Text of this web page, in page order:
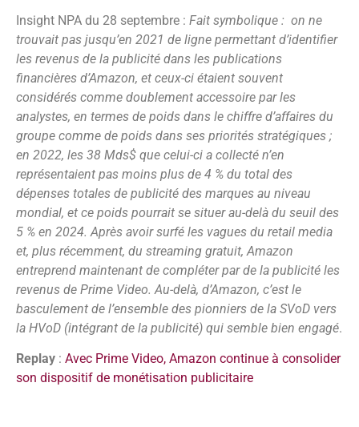
Insight NPA du 28 septembre : Fait symbolique : on ne
trouvait pas jusqu’en 2021 de ligne permettant d’identifier
les revenus de la publicité dans les publications
financières d’Amazon, et ceux-ci étaient souvent
considérés comme doublement accessoire par les
analystes, en termes de poids dans le chiffre d’affaires du
groupe comme de poids dans ses priorités stratégiques ;
en 2022, les 38 Mds$ que celui-ci a collecté n’en
représentaient pas moins plus de 4 % du total des
dépenses totales de publicité des marques au niveau
mondial, et ce poids pourrait se situer au-delà du seuil des
5 % en 2024. Après avoir surfé les vagues du retail media
et, plus récemment, du streaming gratuit, Amazon
entreprend maintenant de compléter par de la publicité les
revenus de Prime Video. Au-delà, d’Amazon, c’est le
basculement de l’ensemble des pionniers de la SVoD vers
la HVoD (intégrant de la publicité) qui semble bien engagé.
Replay : Avec Prime Video, Amazon continue à consolider
son dispositif de monétisation publicitaire